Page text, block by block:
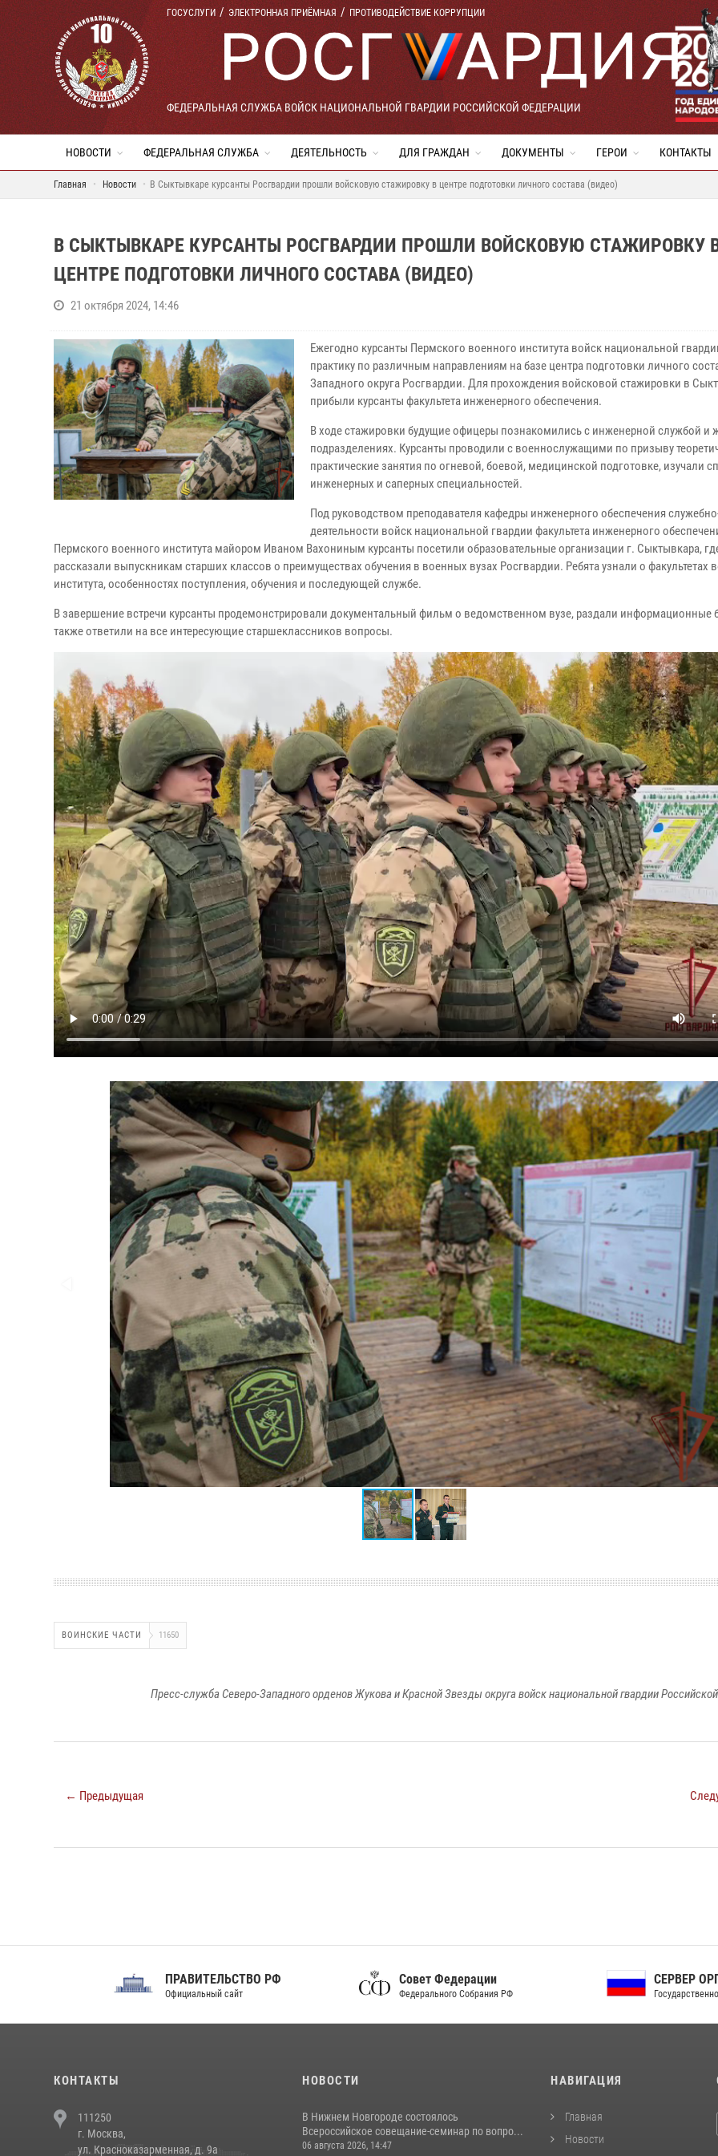
ГОСУСЛУГИ ЭЛЕКТРОННАЯ ПРИЁМНАЯ ПРОТИВОДЕЙСТВИЕ КОРРУПЦИИ
ФЕДЕРАЛЬНАЯ СЛУЖБА ВОЙСК НАЦИОНАЛЬНОЙ ГВАРДИИ РОССИЙСКОЙ ФЕДЕРАЦИИ
НОВОСТИ ФЕДЕРАЛЬНАЯ СЛУЖБА ДЕЯТЕЛЬНОСТЬ ДЛЯ ГРАЖДАН ДОКУМЕНТЫ ГЕРОИ КОНТАКТЫ
Главная Новости В Сыктывкаре курсанты Росгвардии прошли войсковую стажировку в центре подготовки личного состава (видео)
В СЫКТЫВКАРЕ КУРСАНТЫ РОСГВАРДИИ ПРОШЛИ ВОЙСКОВУЮ СТАЖИРОВКУ
ЦЕНТРЕ ПОДГОТОВКИ ЛИЧНОГО СОСТАВА (ВИДЕО)
21 октября 2024, 14:46
Ежегодно курсанты Пермского военного института войск национальной
практику по различным направлениям на базе центра подготовки личного
Западного округа Росгвардии. Для прохождения войсковой стажировки в
прибыли курсанты факультета инженерного обеспечения.
В ходе стажировки будущие офицеры познакомились с инженерной службой и
подразделениях. Курсанты проводили с военнослужащими по призыву
практические занятия по огневой, боевой, медицинской подготовке, изучали
инженерных и саперных специальностей.
Под руководством преподавателя кафедры инженерного обеспечения
деятельности войск национальной гвардии факультета инженерного
Пермского военного института майором Иваном Вахониным курсанты посетили образовательные организации г. Сыктывкара,
рассказали выпускникам старших классов о преимуществах обучения в военных вузах Росгвардии. Ребята узнали о факультетах
института, особенностях поступления, обучения и последующей службе.
В завершение встречи курсанты продемонстрировали документальный фильм о ведомственном вузе, раздали информационные
также ответили на все интересующие старшеклассников вопросы.
ВОИНСКИЕ ЧАСТИ 11650
Пресс-служба Северо-Западного орденов Жукова и Красной Звезды округа войск национальной гвардии
← Предыдущая
ПРАВИТЕЛЬСТВО РФ
Официальный сайт
Совет Федерации
Федерального Собрания РФ
СЕРВЕР ОРГАНОВ
Государственной власти РФ
КОНТАКТЫ
111250
г. Москва,
ул. Красноказарменная, д. 9а
НОВОСТИ
В Нижнем Новгороде состоялось
Всероссийское совещание-семинар по вопро...
06 августа 2026, 14:47
НАВИГАЦИЯ
Главная
Новости